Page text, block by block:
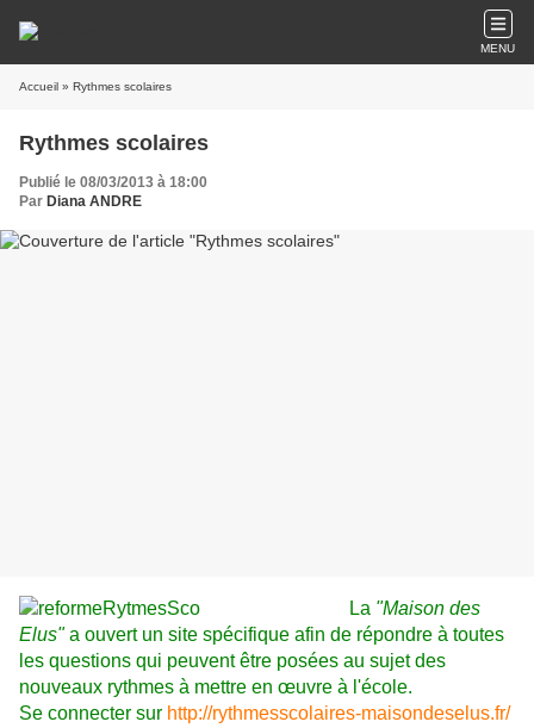
MENU
Accueil » Rythmes scolaires
Rythmes scolaires
Publié le 08/03/2013 à 18:00
Par Diana ANDRE
La "Maison des
Elus"a ouvert un site spécifique afin de répondre à toutes
les questions qui peuvent être posées au sujet des
nouveaux rythmes à mettre en œuvre à l'école.
Se connecter sur http://rythmesscolaires-maisondeselus.fr/